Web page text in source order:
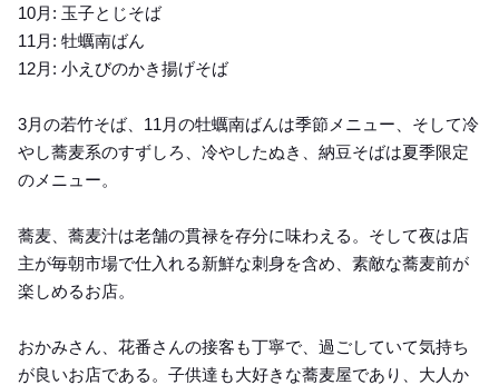
10月: 玉子とじそば
11月: 牡蠣南ばん
12月: 小えびのかき揚げそば
3月の若竹そば、11月の牡蠣南ばんは季節メニュー、そして冷
やし蕎麦系のすずしろ、冷やしたぬき、納豆そばは夏季限定
のメニュー。
蕎麦、蕎麦汁は老舗の貫禄を存分に味わえる。そして夜は店
主が毎朝市場で仕入れる新鮮な刺身を含め、素敵な蕎麦前が
楽しめるお店。
おかみさん、花番さんの接客も丁寧で、過ごしていて気持ち
が良いお店である。子供達も大好きな蕎麦屋であり、大人か